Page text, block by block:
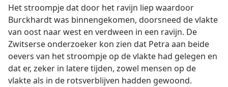
Het stroompje dat door het ravijn liep waardoor
Burckhardt was binnengekomen, doorsneed de vlakte
van oost naar west en verdween in een ravijn. De
Zwitserse onderzoeker kon zien dat Petra aan beide
oevers van het stroompje op de vlakte had gelegen en
dat er, zeker in latere tijden, zowel mensen op de
vlakte als in de rotsverblijven hadden gewoond.